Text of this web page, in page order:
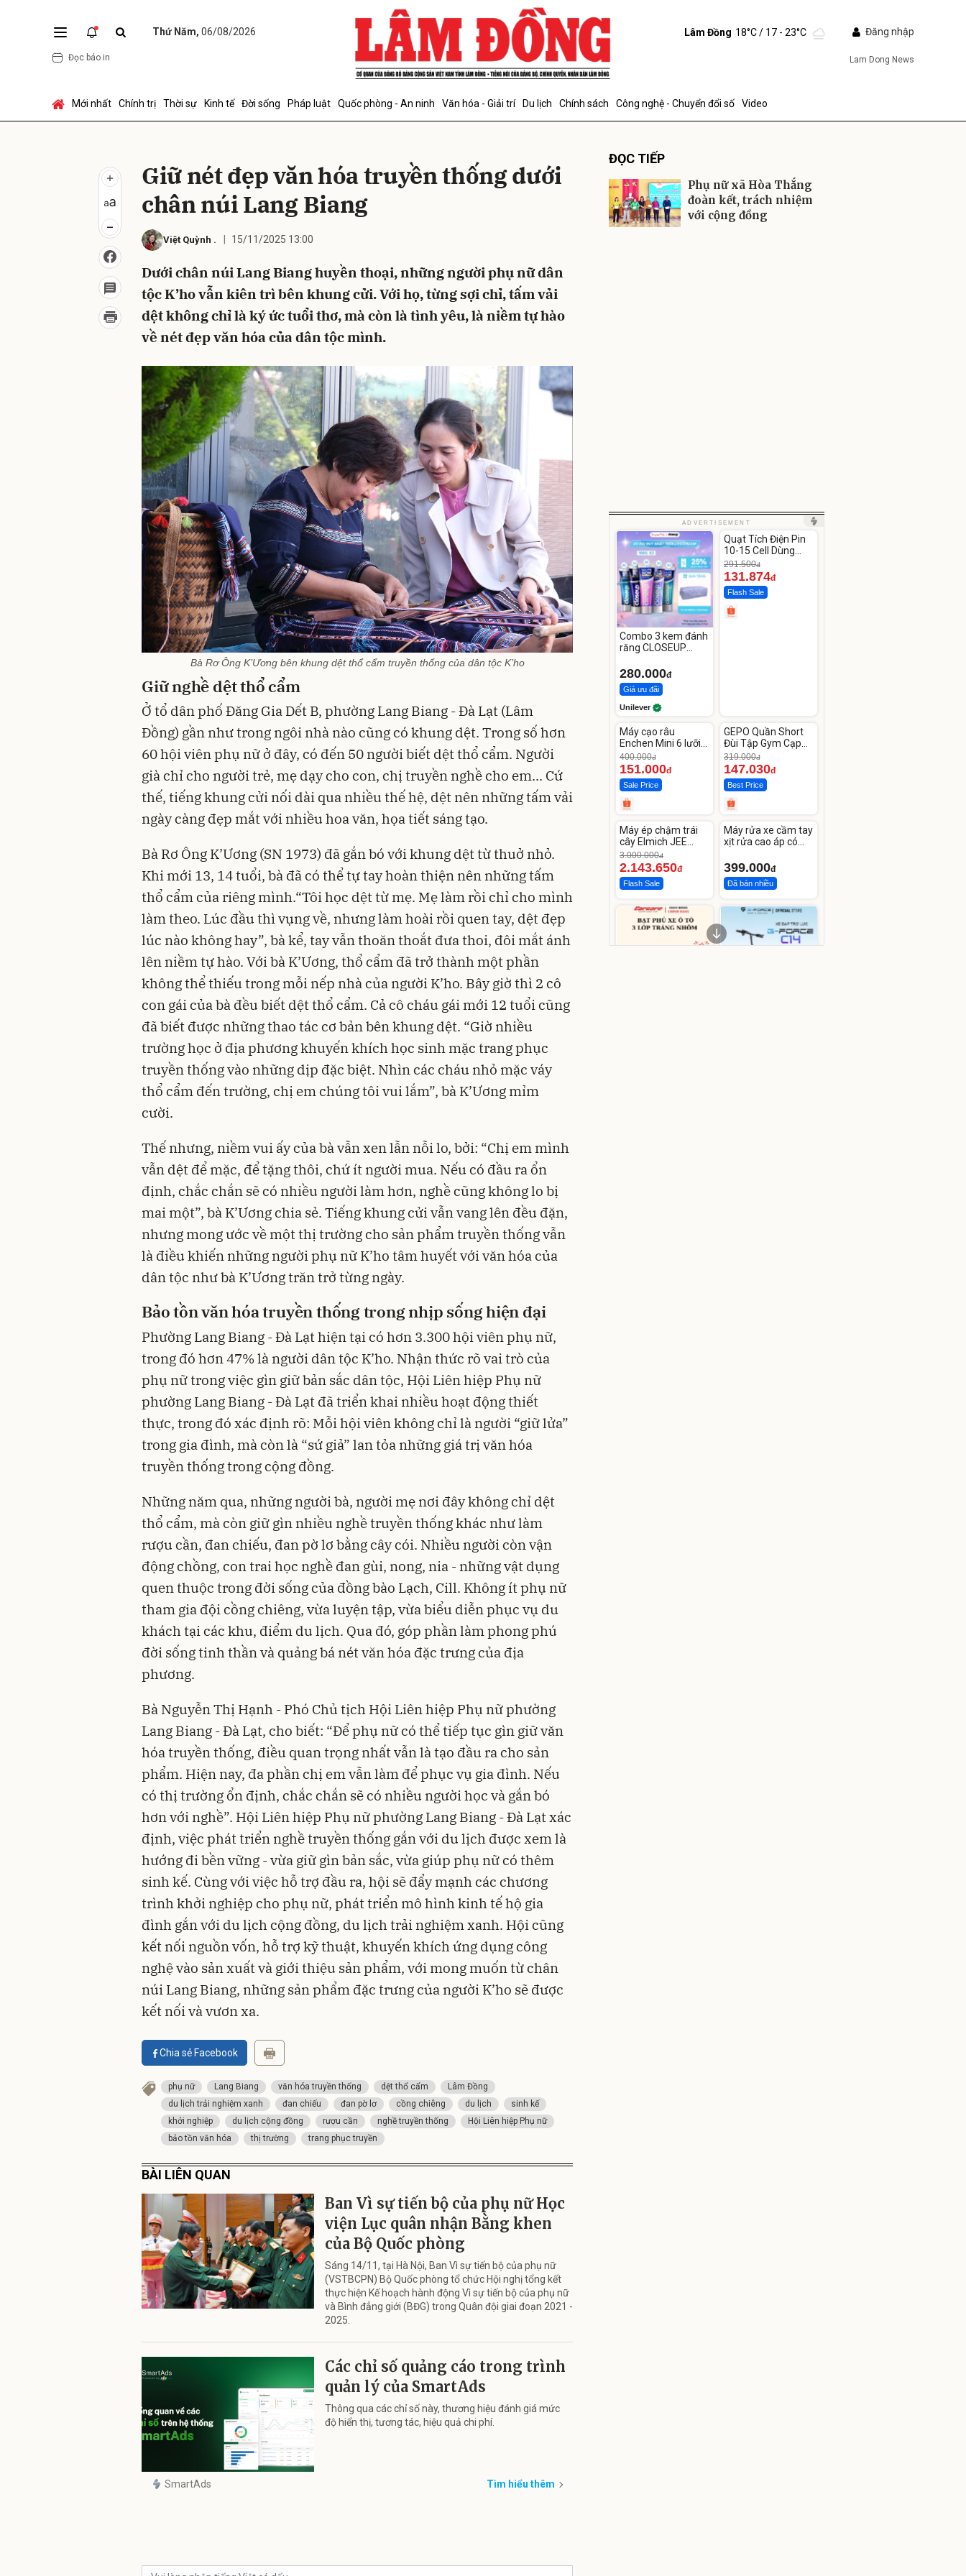
Thứ Năm, 06/08/2026
Đọc báo in
Lâm Đồng 18°C/ 17 - 23°C Đăng nhập
Lam Dong News
Mới nhất Chính trị Thời sự Kinh tế Đời sống Pháp luật Quốc phòng - An ninh Văn hóa - Giải trí Du lịch Chính sách Công nghệ - Chuyển đổi số Video
Giữ nét đẹp văn hóa truyền thống dưới
chân núi Lang Biang
Việt Quỳnh . 15/11/2025 13:00
Dưới chân núi Lang Biang huyền thoại, những người phụ nữ dân
tộc K’ho vẫn kiên trì bên khung cửi. Với họ, từng sợi chỉ, tấm vải
dệt không chỉ là ký ức tuổi thơ, mà còn là tình yêu, là niềm tự hào
về nét đẹp văn hóa của dân tộc mình.
Bà Rơ Ông K’Ương bên khung dệt thổ cẩm truyền thống của dân tộc K’ho
Giữ nghề dệt thổ cẩm
Ở tổ dân phố Đăng Gia Dết B, phường Lang Biang - Đà Lạt (Lâm
Đồng) gần như trong ngôi nhà nào cũng có khung dệt. Trong số hơn
60 hội viên phụ nữ ở đây, có đến 50 người biết dệt thổ cẩm. Người
già chỉ cho người trẻ, mẹ dạy cho con, chị truyền nghề cho em... Cứ
thế, tiếng khung cửi nối dài qua nhiều thế hệ, dệt nên những tấm vải
ngày càng đẹp mắt với nhiều hoa văn, họa tiết sáng tạo.
Bà Rơ Ông K’Ương (SN 1973) đã gắn bó với khung dệt từ thuở nhỏ.
Khi mới 13, 14 tuổi, bà đã có thể tự tay hoàn thiện nên những tấm
thổ cẩm của riêng mình.“Tôi học dệt từ mẹ. Mẹ làm rồi chỉ cho mình
làm theo. Lúc đầu thì vụng về, nhưng làm hoài rồi quen tay, dệt đẹp
lúc nào không hay”, bà kể, tay vẫn thoăn thoắt đưa thoi, đôi mắt ánh
lên niềm tự hào. Với bà K’Ương, thổ cẩm đã trở thành một phần
không thể thiếu trong mỗi nếp nhà của người K’ho. Bây giờ thì 2 cô
con gái của bà đều biết dệt thổ cẩm. Cả cô cháu gái mới 12 tuổi cũng
đã biết được những thao tác cơ bản bên khung dệt. “Giờ nhiều
trường học ở địa phương khuyến khích học sinh mặc trang phục
truyền thống vào những dịp đặc biệt. Nhìn các cháu nhỏ mặc váy
thổ cẩm đến trường, chị em chúng tôi vui lắm”, bà K’Ương mỉm
cười.
Thế nhưng, niềm vui ấy của bà vẫn xen lẫn nỗi lo, bởi: “Chị em mình
vẫn dệt để mặc, để tặng thôi, chứ ít người mua. Nếu có đầu ra ổn
định, chắc chắn sẽ có nhiều người làm hơn, nghề cũng không lo bị
mai một”, bà K’Ương chia sẻ. Tiếng khung cửi vẫn vang lên đều đặn,
nhưng mong ước về một thị trường cho sản phẩm truyền thống vẫn
là điều khiến những người phụ nữ K’ho tâm huyết với văn hóa của
dân tộc như bà K’Ương trăn trở từng ngày.
Bảo tồn văn hóa truyền thống trong nhịp sống hiện đại
Phường Lang Biang - Đà Lạt hiện tại có hơn 3.300 hội viên phụ nữ,
trong đó hơn 47% là người dân tộc K’ho. Nhận thức rõ vai trò của
phụ nữ trong việc gìn giữ bản sắc dân tộc, Hội Liên hiệp Phụ nữ
phường Lang Biang - Đà Lạt đã triển khai nhiều hoạt động thiết
thực, trong đó xác định rõ: Mỗi hội viên không chỉ là người “giữ lửa”
trong gia đình, mà còn là “sứ giả” lan tỏa những giá trị văn hóa
truyền thống trong cộng đồng.
Những năm qua, những người bà, người mẹ nơi đây không chỉ dệt
thổ cẩm, mà còn giữ gìn nhiều nghề truyền thống khác như làm
rượu cần, đan chiếu, đan pờ lơ bằng cây cói. Nhiều người còn vận
động chồng, con trai học nghề đan gùi, nong, nia - những vật dụng
quen thuộc trong đời sống của đồng bào Lạch, Cill. Không ít phụ nữ
tham gia đội cồng chiêng, vừa luyện tập, vừa biểu diễn phục vụ du
khách tại các khu, điểm du lịch. Qua đó, góp phần làm phong phú
đời sống tinh thần và quảng bá nét văn hóa đặc trưng của địa
phương.
Bà Nguyễn Thị Hạnh - Phó Chủ tịch Hội Liên hiệp Phụ nữ phường
Lang Biang - Đà Lạt, cho biết: “Để phụ nữ có thể tiếp tục gìn giữ văn
hóa truyền thống, điều quan trọng nhất vẫn là tạo đầu ra cho sản
phẩm. Hiện nay, đa phần chị em vẫn làm để phục vụ gia đình. Nếu
có thị trường ổn định, chắc chắn sẽ có nhiều người học và gắn bó
hơn với nghề”. Hội Liên hiệp Phụ nữ phường Lang Biang - Đà Lạt xác
định, việc phát triển nghề truyền thống gắn với du lịch được xem là
hướng đi bền vững - vừa giữ gìn bản sắc, vừa giúp phụ nữ có thêm
sinh kế. Cùng với việc hỗ trợ đầu ra, hội sẽ đẩy mạnh các chương
trình khởi nghiệp cho phụ nữ, phát triển mô hình kinh tế hộ gia
đình gắn với du lịch cộng đồng, du lịch trải nghiệm xanh. Hội cũng
kết nối nguồn vốn, hỗ trợ kỹ thuật, khuyến khích ứng dụng công
nghệ vào sản xuất và giới thiệu sản phẩm, với mong muốn từ chân
núi Lang Biang, những sản phẩm đặc trưng của người K’ho sẽ được
kết nối và vươn xa.
Chia sẻ Facebook
phụ nữ Lang Biang văn hóa truyền thống dệt thổ cẩm
Lâm Đồng
du lịch trải nghiệm xanh
đan chiếu đan pờ lơ cồng chiêng du lịch
sinh kế
khởi nghiệp
du lịch cộng đồng rượu cần nghề truyền thống
Hội Liên hiệp Phụ nữ
bảo tồn văn hóa
thị trường trang phục truyền
BÀI LIÊN QUAN
Ban Vì sự tiến bộ của phụ nữ Học
viện Lục quân nhận Bằng khen
của Bộ Quốc phòng
Sáng 14/11, tại Hà Nội, Ban Vì sự tiến bộ của phụ nữ
(VSTBCPN) Bộ Quốc phòng tổ chức Hội nghị tổng kết
thực hiện Kế hoạch hành động Vì sự tiến bộ của phụ nữ
và Bình đẳng giới (BĐG) trong Quân đội giai đoạn 2021 -
2025.
Các chỉ số quảng cáo trong trình
quản lý của SmartAds
Thông qua các chỉ số này, thương hiệu đánh giá mức
độ hiển thị, tương tác, hiệu quả chi phí.
SmartAds Tìm hiểu thêm
ĐỌC TIẾP
Phụ nữ xã Hòa Thắng
đoàn kết, trách nhiệm
với cộng đồng
ADVERTISEMENT
Combo 3 kem đánh
răng CLOSEUP
280.000đ
Giá ưu đãi
Unilever
-54%
Unmute
Quạt Tích Điện Pin
10-15 Cell Dùng
Liên Tục 4-8H
291.500đ
131.874đ
Flash Sale
-62%
Máy cạo râu
Enchen Mini 6 lưỡi
dao kép mỏng
400.000đ
151.000đ
Sale Price
-53%
GEPO Quần Short
Đùi Tập Gym Cạp
Cao Lưng
319.000đ
147.030đ
Best Price
-28%
Máy ép chậm trái
cây Elmich JEE
1855OL
3.000.000đ
2.143.650đ
Flash Sale
Máy rửa xe cầm tay
xịt rửa cao áp có
399.000đ
Đã bán nhiều
Gửi bình luận